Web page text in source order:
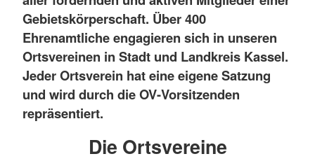
Gebietskörperschaft. Über 400
Ehrenamtliche engagieren sich in unseren
Ortsvereinen in Stadt und Landkreis Kassel.
Jeder Ortsverein hat eine eigene Satzung
und wird durch die OV-Vorsitzenden
repräsentiert.
Die Ortsvereine